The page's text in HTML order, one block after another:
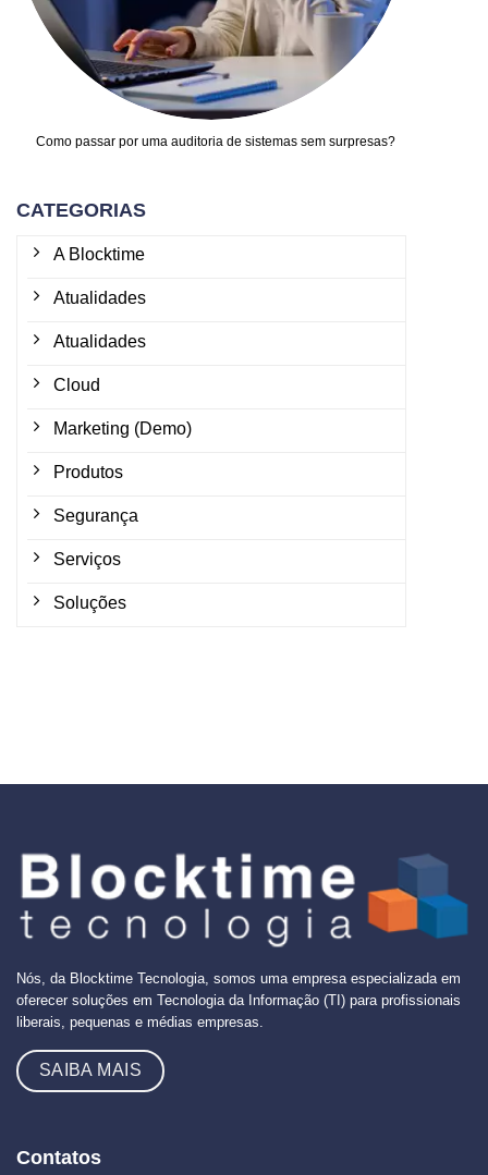
Como passar por uma auditoria de sistemas sem surpresas?
CATEGORIAS
A Blocktime
Atualidades
Atualidades
Cloud
Marketing (Demo)
Produtos
Segurança
Serviços
Soluções
Nós, da Blocktime Tecnologia, somos uma empresa especializada em
oferecer soluções em Tecnologia da Informação (TI) para profissionais
liberais, pequenas e médias empresas.
SAIBA MAIS
Contatos